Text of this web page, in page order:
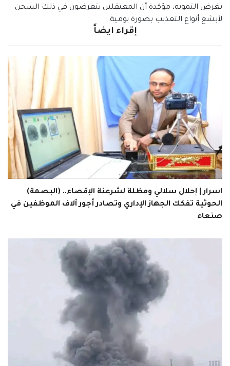
بغرض التمويه، مؤكدة أن المعتقلين يتعرضون في ذلك السجن
لأبشع أنواع التعذيب بصورة يومية.
إقراء ايضاً
اسرار | إحلال سلالي ومظلة لشرعنة الإقصاء.. (البصمة)
الحوثية تفكك الجهاز الإداري وتصادر أجور آلاف الموظفين في
صنعاء